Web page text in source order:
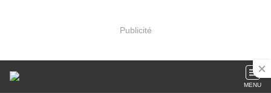
Publicité
MENU